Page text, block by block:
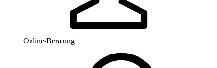
Online-Beratung